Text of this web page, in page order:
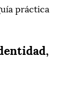
práctica